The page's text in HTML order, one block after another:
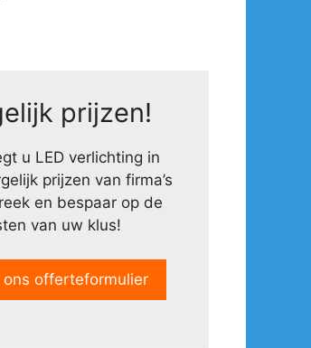
prijzen!
u LED verlichting in
prijzen van firma’s
en bespaar op de
van uw klus!
ons offerteformulier